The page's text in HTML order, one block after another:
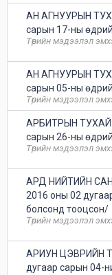
АН АГНУУРЫН
сарын 17-ны
Төрийн мэдээлэл
АН АГНУУРЫН
сарын 05-ны
Төрийн мэдээлэл
АРБИТРЫН ТУХАЙ /
сарын 26-ны
Төрийн мэдээлэл
АРД НИЙТИЙН
2016 оны 02
болсонд тооцсон/
Төрийн мэдээлэл
АРИУН ЦЭВРИЙН
дугаар сарын 04-